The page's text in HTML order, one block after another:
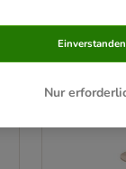
Nur